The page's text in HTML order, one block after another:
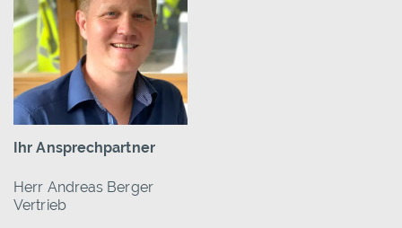
Ihr Ansprechpartner
Herr Andreas Berger
Vertrieb